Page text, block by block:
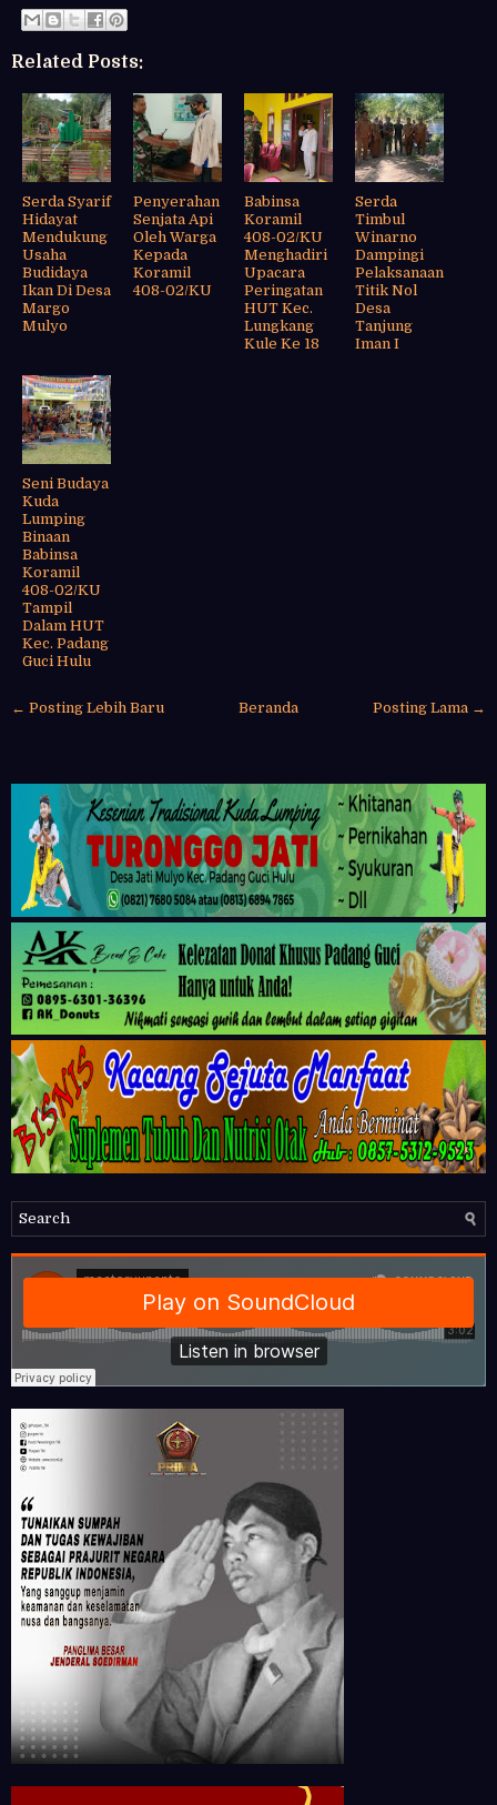
Related Posts:
Serda Syarif
Hidayat
Mendukung
Usaha
Budidaya
Ikan Di Desa
Margo
Mulyo
Penyerahan
Senjata Api
Oleh Warga
Kepada
Koramil
408-02/KU
Babinsa
Koramil
408-02/KU
Menghadiri
Upacara
Peringatan
HUT Kec.
Lungkang
Kule Ke 18
Serda
Timbul
Winarno
Dampingi
Pelaksanaan
Titik Nol
Desa
Tanjung
Iman I
Seni Budaya
Kuda
Lumping
Binaan
Babinsa
Koramil
408-02/KU
Tampil
Dalam HUT
Kec. Padang
Guci Hulu
← Posting Lebih Baru Posting Lama →
Beranda